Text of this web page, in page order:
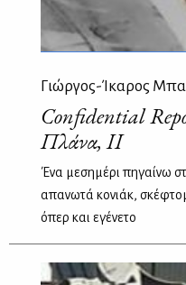
Γιώργος-Ίκαρος
Confidential
Πλάνα, ΙΙ
Ένα μεσημέρι πηγαίνω
απανωτά κονιάκ,
όπερ και εγένετο